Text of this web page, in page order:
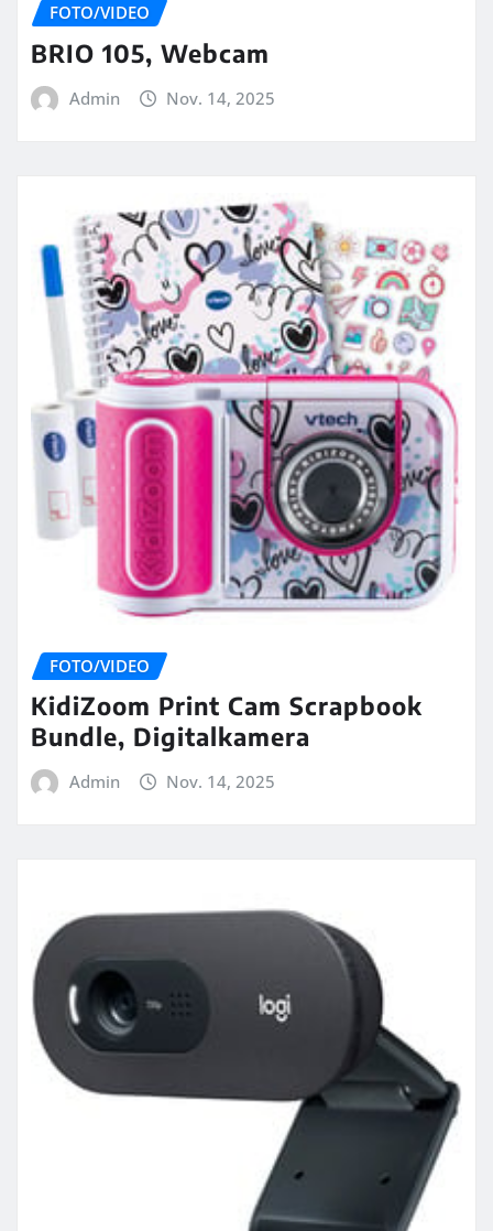
FOTO/VIDEO
BRIO 105, Webcam
Admin Nov. 14, 2025
FOTO/VIDEO
KidiZoom Print Cam Scrapbook
Bundle, Digitalkamera
Admin Nov. 14, 2025